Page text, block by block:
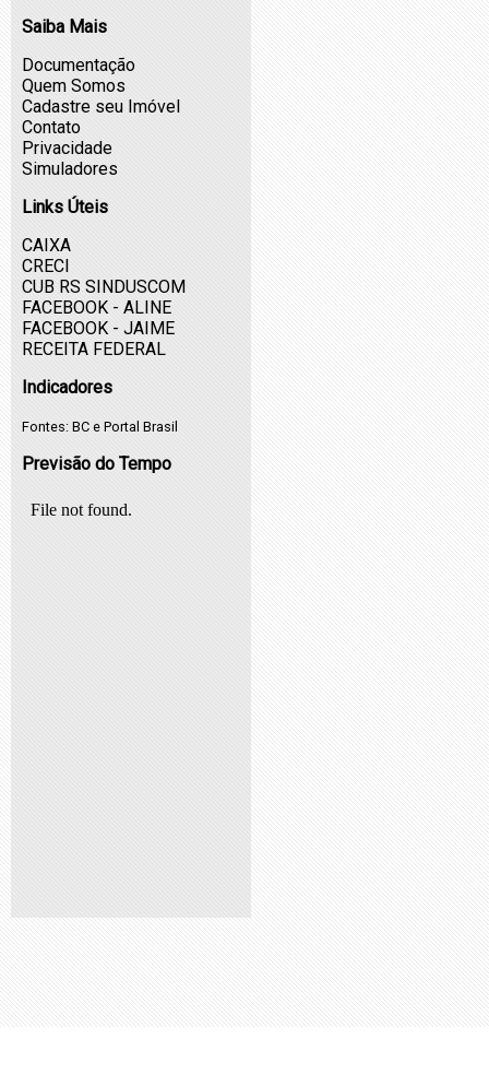
Saiba Mais
Documentação
Quem Somos
Cadastre seu Imóvel
Contato
Privacidade
Simuladores
Links Úteis
CAIXA
CRECI
CUB RS SINDUSCOM
FACEBOOK - ALINE
FACEBOOK - JAIME
RECEITA FEDERAL
Indicadores
Fontes: BC e Portal Brasil
Previsão do Tempo